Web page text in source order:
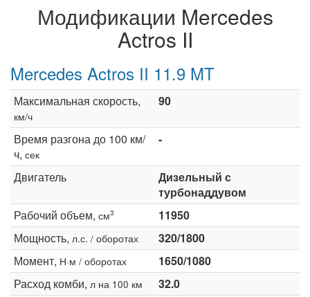
Модификации Mercedes
Actros II
Mercedes Actros II 11.9 MT
Максимальная скорость,
км/ч
90
Время разгона до 100 км/
ч, сек
-
Двигатель
Дизельный с
турбонаддувом
Рабочий объем, см3
11950
Мощность, л.с. / оборотах
320/1800
Момент, Н·м / оборотах
1650/1080
Расход комби, л на 100 км
32.0